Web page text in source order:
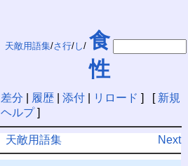
天敵用語集/さ行/し/ 食
性
差分 履歴| 添付| リロード ] [ 新規
ヘルプ]
Next
天敵用語集